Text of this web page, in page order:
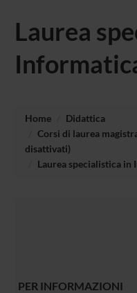
Laurea
Home
Didattica
Corsi di laurea
disattivati)
Laurea specialistica in
PER INFORMAZIONI